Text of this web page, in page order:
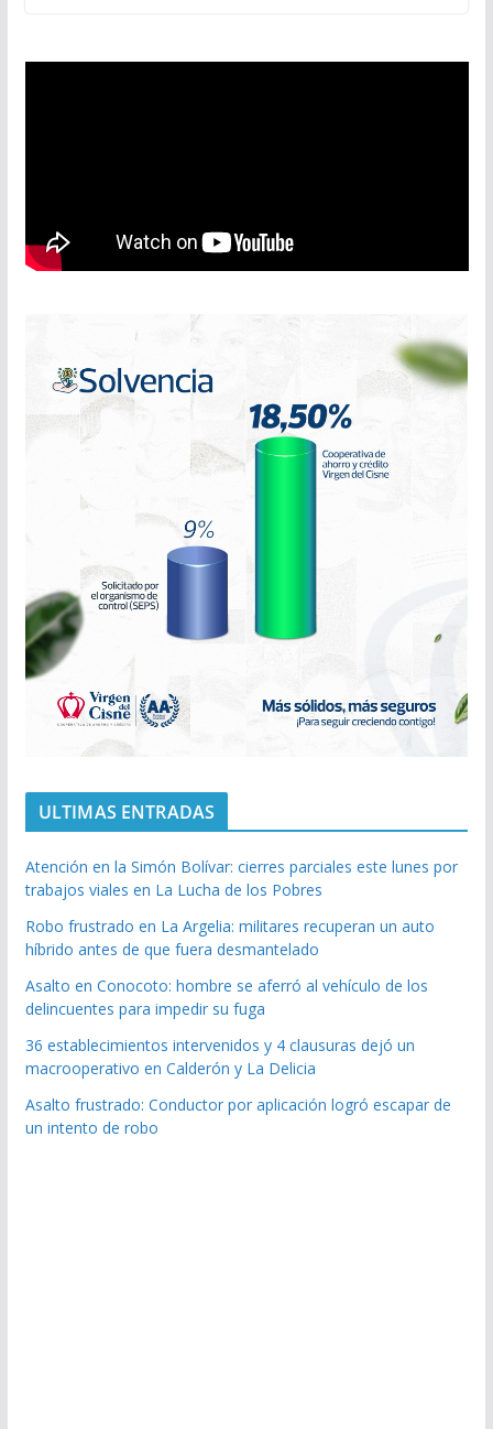
ULTIMAS ENTRADAS
Atención en la Simón Bolívar: cierres parciales este lunes por
trabajos viales en La Lucha de los Pobres
Robo frustrado en La Argelia: militares recuperan un auto
híbrido antes de que fuera desmantelado
Asalto en Conocoto: hombre se aferró al vehículo de los
delincuentes para impedir su fuga
36 establecimientos intervenidos y 4 clausuras dejó un
macrooperativo en Calderón y La Delicia
Asalto frustrado: Conductor por aplicación logró escapar de
un intento de robo